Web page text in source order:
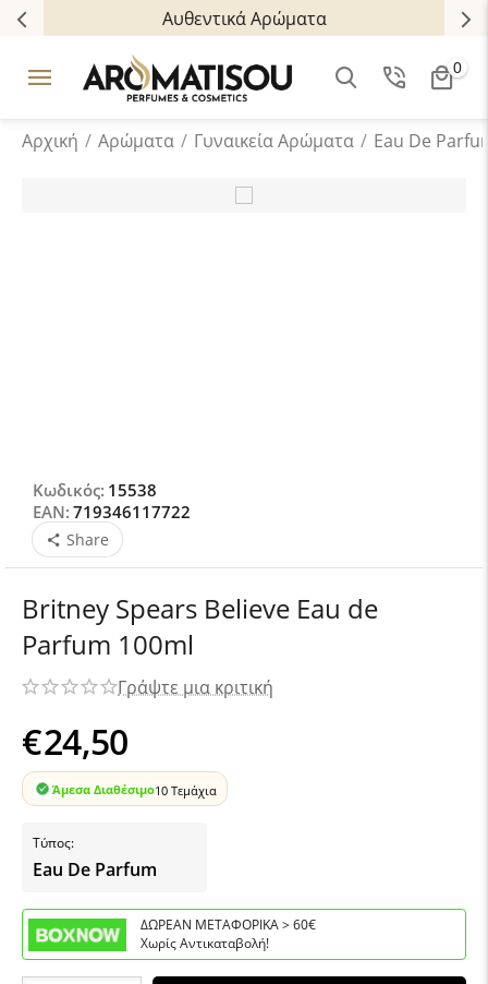
Αυθεντικά Αρώματα
0
Αρχική / Αρώματα / Γυναικεία Αρώματα / Eau De
EAN: 719346117722
Κωδικός: 15538
Share
Britney Spears Believe Eau de
Parfum 100ml
Γράψτε μια κριτική
€24,50
Άμεσα Διαθέσιμο10 Τεμάχια
Τύπος:
Eau De Parfum
ΔΩΡΕΑΝ ΜΕΤΑΦΟΡΙΚΑ > 60€
Χωρίς Αντικαταβολή!